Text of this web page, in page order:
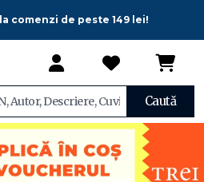
comenzi de peste 149 lei!
Caută